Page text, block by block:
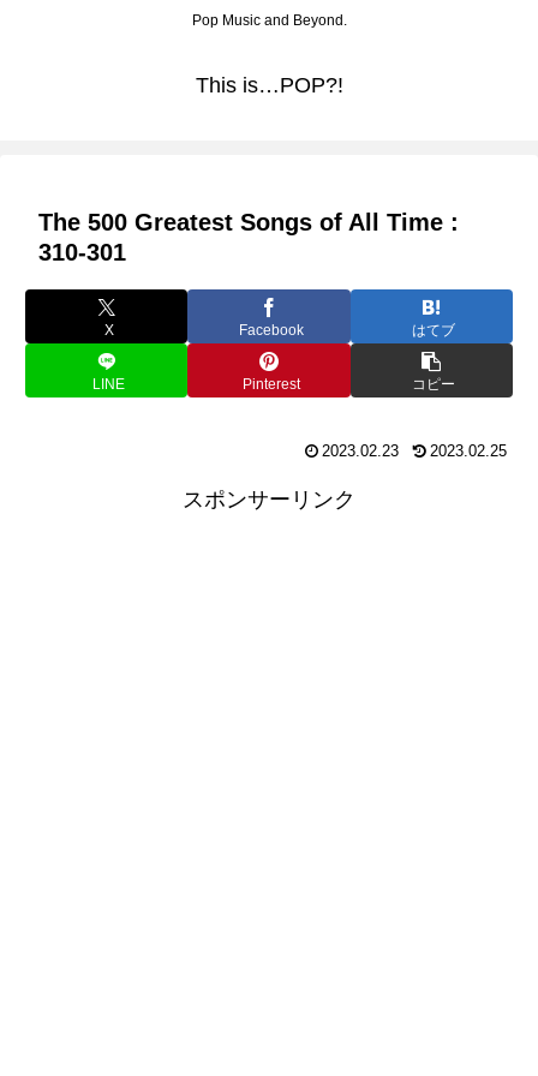
Pop Music and Beyond.
This is…POP?!
The 500 Greatest Songs of All Time :
310-301
X Facebook はてブ
LINE Pinterest コピー
2023.02.23 2023.02.25
スポンサーリンク